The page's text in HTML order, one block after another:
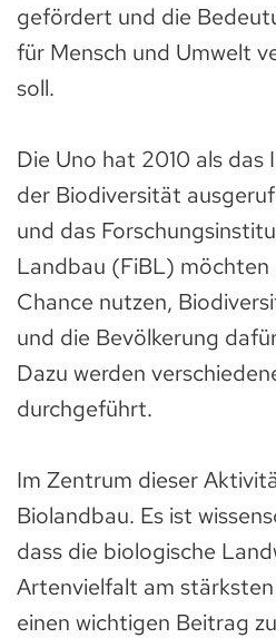
gefördert und die
für Mensch und Umwelt
soll.
Die Uno hat 2010 als
der Biodiversität
und das
Landbau (FiBL) möchten
Chance nutzen,
und die Bevölkerung
Dazu werden
durchgeführt.
Im Zentrum dieser
Biolandbau. Es ist
dass die biologische
Artenvielfalt am
einen wichtigen Beitrag